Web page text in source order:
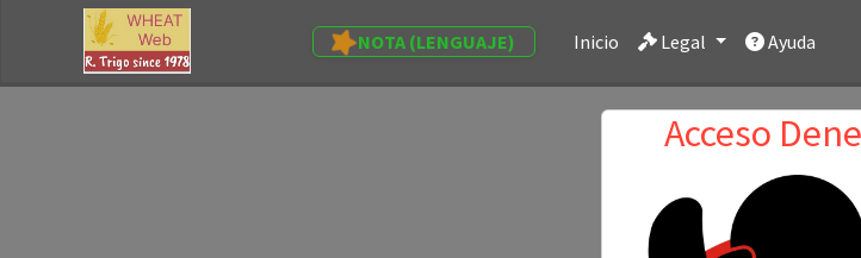
NOTA (LENGUAJE) Inicio (current)
Legal Ayuda
Acceso